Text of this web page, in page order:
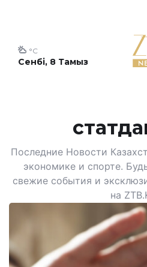
Сенбі, 8 Тамыз
°C
Последние Новости
экономике и спорте.
свежие события и
на